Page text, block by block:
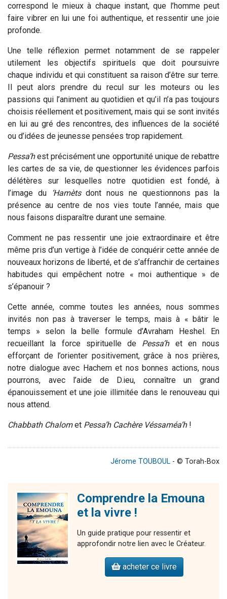
correspond le mieux à chaque instant, que l’homme peut
faire vibrer en lui une foi authentique, et ressentir une joie
profonde.
Une telle réflexion permet notamment de se rappeler
utilement les objectifs spirituels que doit poursuivre
chaque individu et qui constituent sa raison d’être sur terre.
Il peut alors prendre du recul sur les moteurs ou les
passions qui l’animent au quotidien et qu’il n’a pas toujours
choisis réellement et positivement, mais qui se sont invités
en lui au gré des rencontres, des influences de la société
ou d’idées de jeunesse pensées trop rapidement.
Pessa’hest précisément une opportunité unique de rebattre
les cartes de sa vie, de questionner les évidences parfois
délétères sur lesquelles notre quotidien est fondé, à
l’image du‘Hamètsdont nous ne questionnons pas la
présence au centre de nos vies toute l’année, mais que
nous faisons disparaître durant une semaine.
Comment ne pas ressentir une joie extraordinaire et être
même pris d’un vertige à l’idée de conquérir cette année de
nouveaux horizons de liberté, et de s’affranchir de certaines
habitudes qui empêchent notre « moi authentique » de
s’épanouir ?
Cette année, comme toutes les années, nous sommes
invités non pas à traverser le temps, mais à « bâtir le
temps » selon la belle formule d’Avraham Heshel. En
recueillant la force spirituelle de Pessa’het en nous
efforçant de l’orienter positivement, grâce à nos prières,
notre dialogue avec Hachem et nos bonnes actions, nous
pourrons, avec l’aide de D.ieu, connaître un grand
épanouissement et une joie illimitée dans le renouveau qui
nous attend.
Chabbath Chalomet Pessa’h Cachère Véssaméa’h !
Jérome TOUBOUL - © Torah-Box
Comprendre la Emouna
et la vivre !
Un guide pratique pour ressentir et
approfondir notre lien avec le Créateur.
acheter ce livre